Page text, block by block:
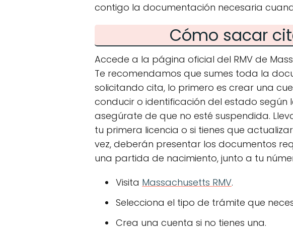
contigo la documentación necesaria
Cómo sacar
Accede a la página oficial del RMV de
Te recomendamos que sumes toda la
solicitando cita, lo primero es crear una
conducir o identificación del estado según
asegúrate de que no esté suspendida.
tu primera licencia o si tienes que
vez, deberán presentar los documentos
una partida de nacimiento, junto a tu
Visita Massachusetts RMV.
Selecciona el tipo de trámite que
Crea una cuenta si no tienes una.